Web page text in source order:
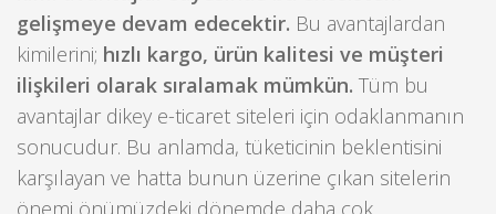
gelişmeye devam edecektir. Bu avantajlardan
kimilerini; hızlı kargo, ürün kalitesi ve müşteri
ilişkileri olarak sıralamak mümkün. Tüm bu
avantajlar dikey e-ticaret siteleri için odaklanmanın
sonucudur. Bu anlamda, tüketicinin beklentisini
karşılayan ve hatta bunun üzerine çıkan sitelerin
önemi önümüzdeki dönemde daha çok